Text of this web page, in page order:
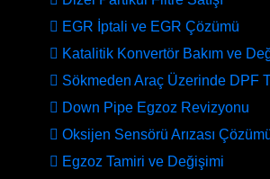
EGR İptali ve EGR Çözümü
Katalitik Konvertör Bakım ve
Sökmeden Araç Üzerinde DPF
Down Pipe Egzoz Revizyonu
Oksijen Sensörü Arızası
Egzoz Tamiri ve Değişimi